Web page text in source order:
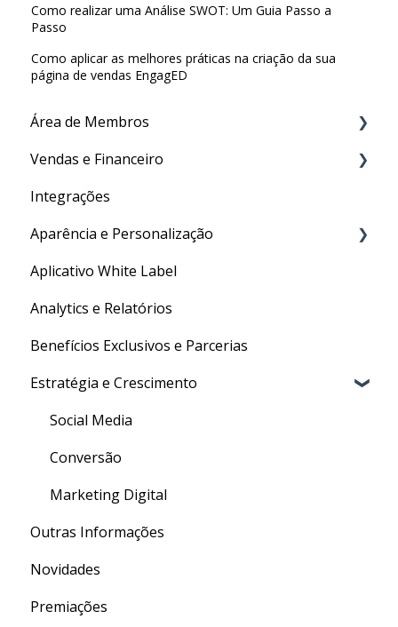
Como realizar uma Análise SWOT: Um Guia Passo a
Passo
Como aplicar as melhores práticas na criação da sua
página de vendas EngagED
Área de Membros
Criação de conteúdo
Certificado
Gestão de usuários
Vendas e Financeiro
Checkout
Recebedores e Movimentações
✦ Inteligência Artificial
Integrações
Aparência e Personalização
URL Personalizada
Personalizações Gerais
Aplicativo White Label
Analytics e Relatórios
Benefícios Exclusivos e Parcerias
Estratégia e Crescimento
Social Media
Conversão
Marketing Digital
Outras Informações
Novidades
Premiações